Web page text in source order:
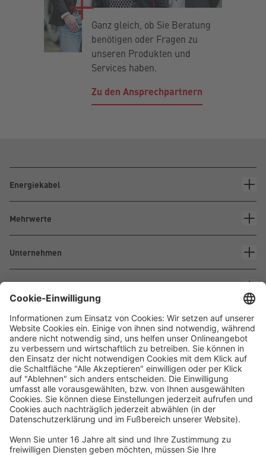
Ganz gleich, ob Sie Beratung
benötigen oder Fragen zu
unseren Produkten und
Services haben.
Zu den Ansprechpartnern
Energiekabel
Mehrwerte
Unternehmen
Waskönig+Walter
Kabel-Werk GmbH u. Co. KG
Ostermoorstraße 77
26683 Saterland
Fax +49 4498 88-900